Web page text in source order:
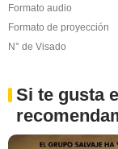
Formato audio
Formato de proyección
N° de Visado
Si te gusta